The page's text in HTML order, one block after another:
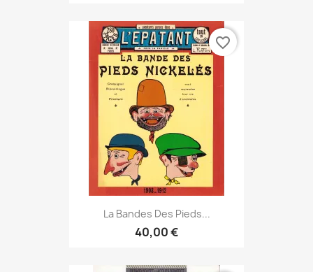
La Bandes Des Pieds...
40,00 €
favorite_border